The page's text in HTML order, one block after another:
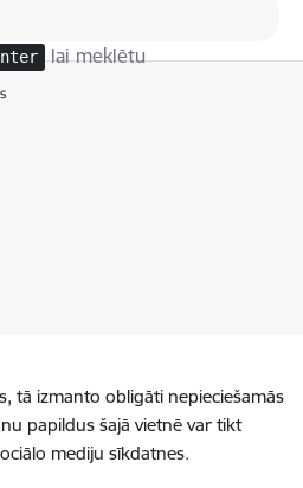
lai meklētu
tā izmanto obligāti nepieciešamās
papildus šajā vietnē var tikt
mediju sīkdatnes.